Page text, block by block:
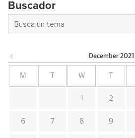
Buscador
December 2021
M W
1 2
6 7 8 9